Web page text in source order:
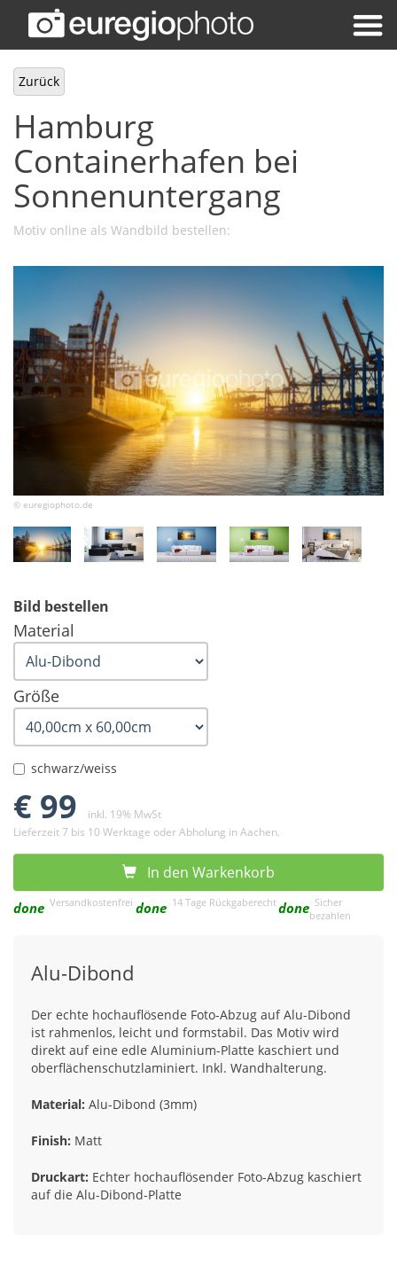
Zurück
Hamburg
Containerhafen bei
Sonnenuntergang
Motiv online als Wandbild bestellen:
© euregiophoto.de
Bild bestellen
Material
Größe
schwarz/weiss
€ 99
inkl. 19% MwSt
Lieferzeit 7 bis 10 Werktage oder Abholung in Aachen.
In den Warkenkorb
done Versandkostenfrei done 14 Tage Rückgaberechtdone Sicher
bezahlen
Alu-Dibond
Der echte hochauflösende Foto-Abzug auf Alu-Dibond
ist rahmenlos, leicht und formstabil. Das Motiv wird
direkt auf eine edle Aluminium-Platte kaschiert und
oberflächenschutzlaminiert. Inkl. Wandhalterung.
Material: Alu-Dibond (3mm)
Finish: Matt
Druckart: Echter hochauflösender Foto-Abzug kaschiert
auf die Alu-Dibond-Platte